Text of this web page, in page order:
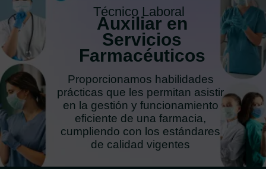
Técnico Laboral
Auxiliar en
Servicios
Farmacéuticos
Proporcionamos habilidades
prácticas que les permitan asistir
en la gestión y funcionamiento
eficiente de una farmacia,
cumpliendo con los estándares
de calidad vigentes